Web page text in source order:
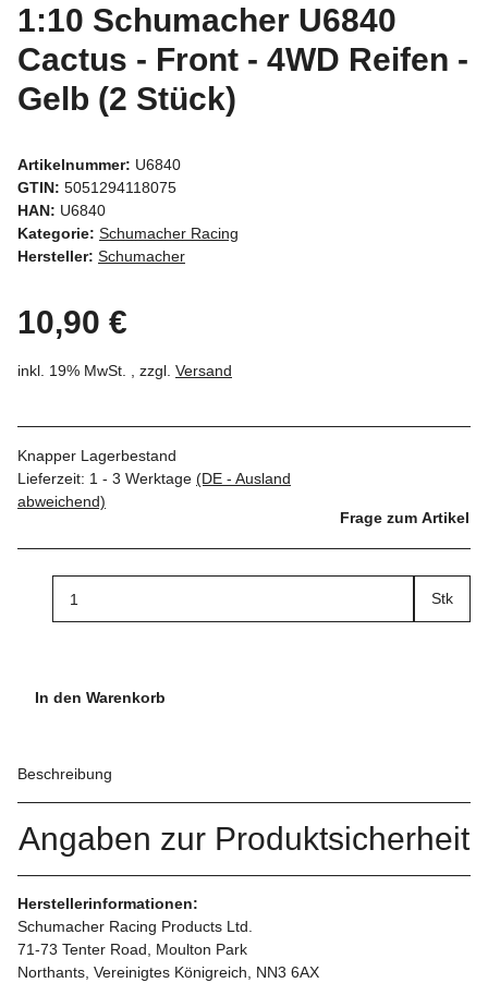
1:10 Schumacher U6840
Cactus - Front - 4WD Reifen -
Gelb (2 Stück)
Artikelnummer: U6840
GTIN: 5051294118075
HAN: U6840
Kategorie: Schumacher Racing
Hersteller: Schumacher
10,90 €
inkl. 19% MwSt. , zzgl. Versand
Knapper Lagerbestand
Lieferzeit: 1 - 3 Werktage (DE - Ausland
abweichend)
Frage zum Artikel
Stk
In den Warenkorb
Beschreibung
Angaben zur Produktsicherheit
Herstellerinformationen:
Schumacher Racing Products Ltd.
71-73 Tenter Road, Moulton Park
Northants, Vereinigtes Königreich, NN3 6AX